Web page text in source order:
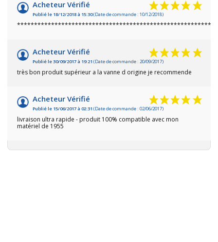
Acheteur Vérifié
Publié le 18/12/2018 à 15:30(Date de commande : 10/12/2018)
Acheteur Vérifié
Publié le 30/09/2017 à 19:21 (Date de commande : 20/09/2017)
très bon produit supérieur a la vanne d origine je recommende
Acheteur Vérifié
Publié le 15/06/2017 à 02:31 (Date de commande : 02/06/2017)
livraison ultra rapide - produit 100% compatible avec mon
matériel de 1955